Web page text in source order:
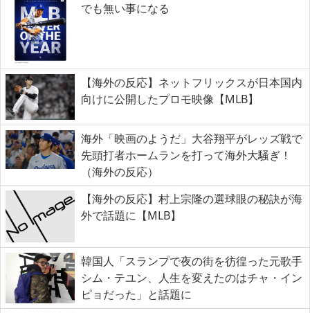
でも無い事になる
【海外の反応】ネットフリックスが日本国内
向けに公開したプロモ映像【MLB】
海外「映画のようだ」大谷翔平がレッズ戦で
先頭打者ホームランを打って海外大騒ぎ！
（海外の反応）
【海外の反応】村上宗隆の選球眼の秘訣が海
外で話題に【MLB】
韓国人「スランプで夜の街を彷徨った元歌手
シム・テユン、人生を変えたのはチャ・イン
ピョだった」と話題に